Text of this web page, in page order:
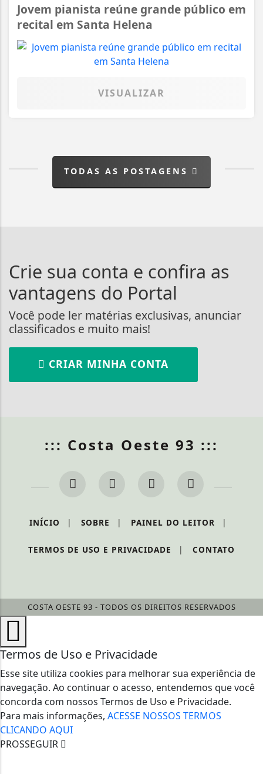
Jovem pianista reúne grande público em
recital em Santa Helena
VISUALIZAR
TODAS AS POSTAGENS
Crie sua conta e confira as
vantagens do Portal
Você pode ler matérias exclusivas, anunciar
classificados e muito mais!
CRIAR MINHA CONTA
::: Costa Oeste 93 :::
INÍCIO | SOBRE | PAINEL DO LEITOR |
TERMOS DE USO E PRIVACIDADE | CONTATO
COSTA OESTE 93 - TODOS OS DIREITOS RESERVADOS
Termos de Uso e Privacidade
Esse site utiliza cookies para melhorar sua experiência de
navegação. Ao continuar o acesso, entendemos que você
concorda com nossos Termos de Uso e Privacidade.
Para mais informações, ACESSE NOSSOS TERMOS
CLICANDO AQUI
PROSSEGUIR